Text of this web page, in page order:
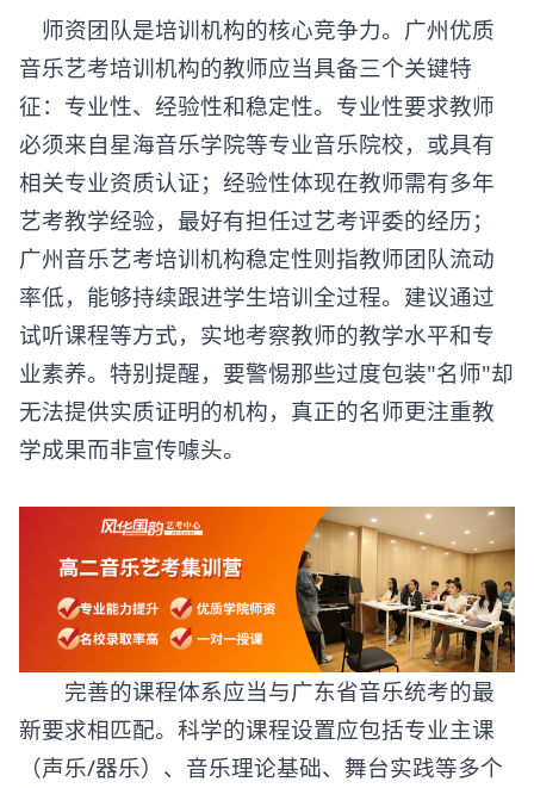
师资团队是培训机构的核心竞争力。广州优质
音乐艺考培训机构的教师应当具备三个关键特
征：专业性、经验性和稳定性。专业性要求教师
必须来自星海音乐学院等专业音乐院校，或具有
相关专业资质认证；经验性体现在教师需有多年
艺考教学经验，最好有担任过艺考评委的经历；
广州音乐艺考培训机构稳定性则指教师团队流动
率低，能够持续跟进学生培训全过程。建议通过
试听课程等方式，实地考察教师的教学水平和专
业素养。特别提醒，要警惕那些过度包装"名师"却
无法提供实质证明的机构，真正的名师更注重教
学成果而非宣传噱头。
完善的课程体系应当与广东省音乐统考的最
新要求相匹配。科学的课程设置应包括专业主课
（声乐/器乐）、音乐理论基础、舞台实践等多个